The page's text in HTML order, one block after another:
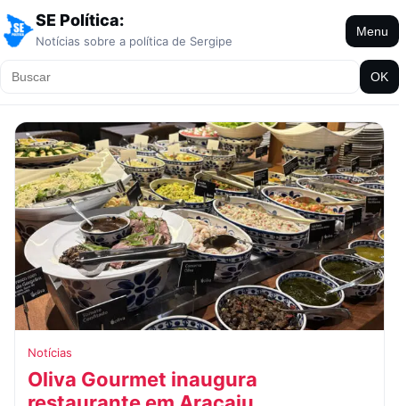
SE Política:
Notícias sobre a política de Sergipe
Menu
OK
Notícias
Oliva Gourmet inaugura